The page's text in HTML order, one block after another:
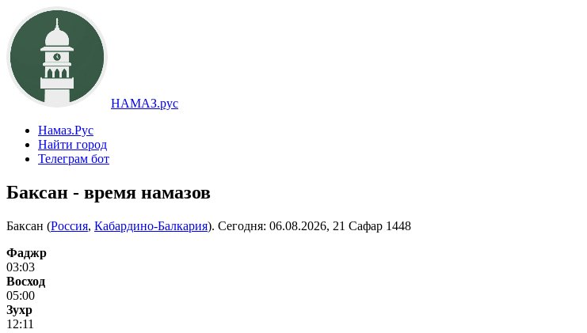
НАМАЗ.рус
Намаз.Рус
Найти город
Телеграм бот
Баксан - время намазов
Баксан (Россия, Кабардино-Балкария). Сегодня: 06.08.2026, 21 Сафар 1448
Фаджр
03:03
Восход
05:00
Зухр
12:11